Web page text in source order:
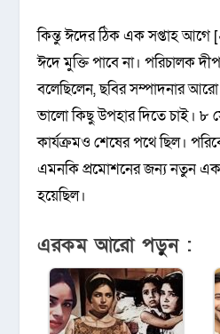
কিন্তু ঈদের ঠিক এক সপ্তাহ আগে
ঈদে মুক্তি পাবে না। পরিচালক
বলেছিলেন, ছবির সম্পাদনার
ভালো কিছু উপহার দিতে চাই। ৮
কার্যক্রমও শেষের পথে ছিল।
এমনকি প্রমোশনের জন্য নতুন
হয়েছিল।
এরকম আরো পড়ুন :